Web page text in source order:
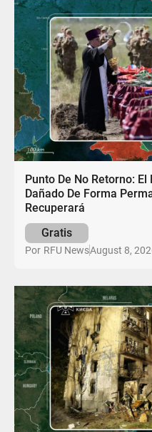
Punto De No Retorno:
Dañado De Forma
Recuperará
Gratis
Por RFU NewsAugust 8,